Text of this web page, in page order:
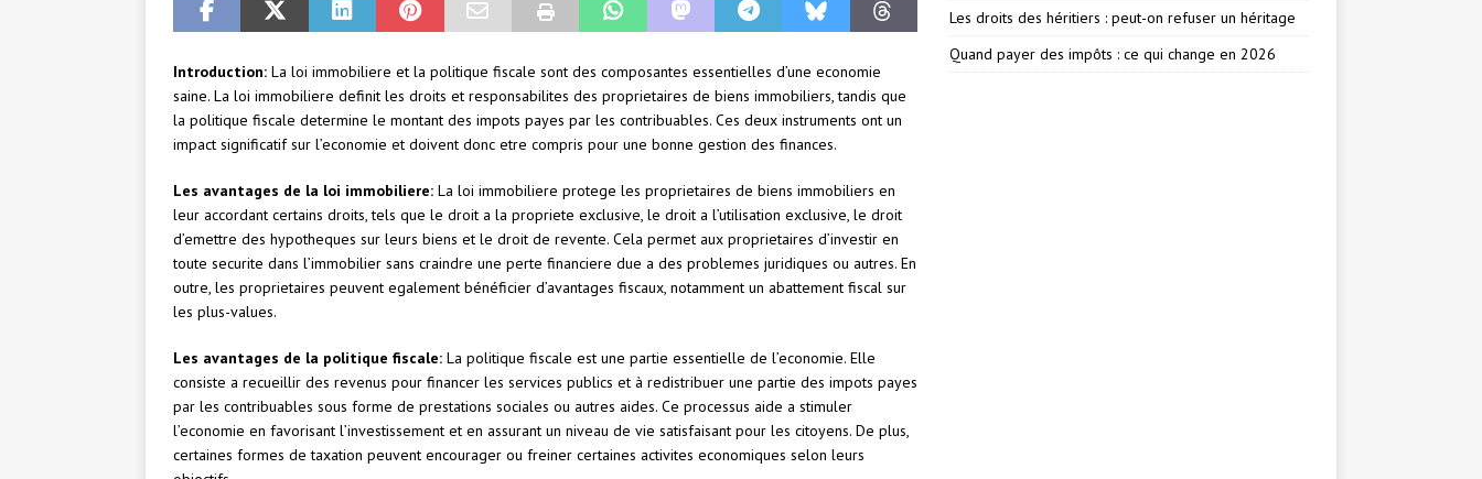
Introduction: La loi immobiliere et la politique fiscale sont des composantes essentielles d’une economie
saine. La loi immobiliere definit les droits et responsabilites des proprietaires de biens immobiliers, tandis que
la politique fiscale determine le montant des impots payes par les contribuables. Ces deux instruments ont un
impact significatif sur l’economie et doivent donc etre compris pour une bonne gestion des finances.
Les avantages de la loi immobiliere: La loi immobiliere protege les proprietaires de biens immobiliers en
leur accordant certains droits, tels que le droit a la propriete exclusive, le droit a l’utilisation exclusive, le droit
d’emettre des hypotheques sur leurs biens et le droit de revente. Cela permet aux proprietaires d’investir en
toute securite dans l’immobilier sans craindre une perte financiere due a des problemes juridiques ou autres. En
outre, les proprietaires peuvent egalement bénéficier d’avantages fiscaux, notamment un abattement fiscal sur
les plus-values.
Les avantages de la politique fiscale: La politique fiscale est une partie essentielle de l’economie. Elle
consiste a recueillir des revenus pour financer les services publics et à redistribuer une partie des impots payes
par les contribuables sous forme de prestations sociales ou autres aides. Ce processus aide a stimuler
l’economie en favorisant l’investissement et en assurant un niveau de vie satisfaisant pour les citoyens. De plus,
certaines formes de taxation peuvent encourager ou freiner certaines activites economiques selon leurs
Les droits des héritiers : peut-on refuser un héritage
Quand payer des impôts : ce qui change en 2026